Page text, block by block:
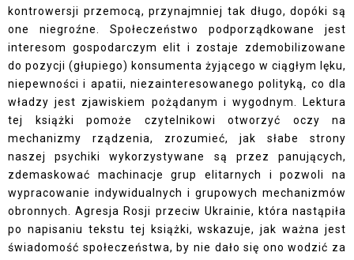
kontrowersji przemocą, przynajmniej tak długo, dopóki są
one niegroźne. Społeczeństwo podporządkowane jest
interesom gospodarczym elit i zostaje zdemobilizowane
do pozycji (głupiego) konsumenta żyjącego w ciągłym lęku,
niepewności i apatii, niezainteresowanego polityką, co dla
władzy jest zjawiskiem pożądanym i wygodnym. Lektura
tej książki pomoże czytelnikowi otworzyć oczy na
mechanizmy rządzenia, zrozumieć, jak słabe strony
naszej psychiki wykorzystywane są przez panujących,
zdemaskować machinacje grup elitarnych i pozwoli na
wypracowanie indywidualnych i grupowych mechanizmów
obronnych. Agresja Rosji przeciw Ukrainie, która nastąpiła
po napisaniu tekstu tej książki, wskazuje, jak ważna jest
świadomość społeczeństwa, by nie dało się ono wodzić za